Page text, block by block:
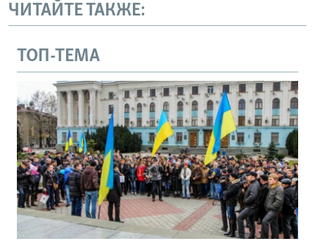
ЧИТАЙТЕ ТАКЖЕ:
ТОП-ТЕМА